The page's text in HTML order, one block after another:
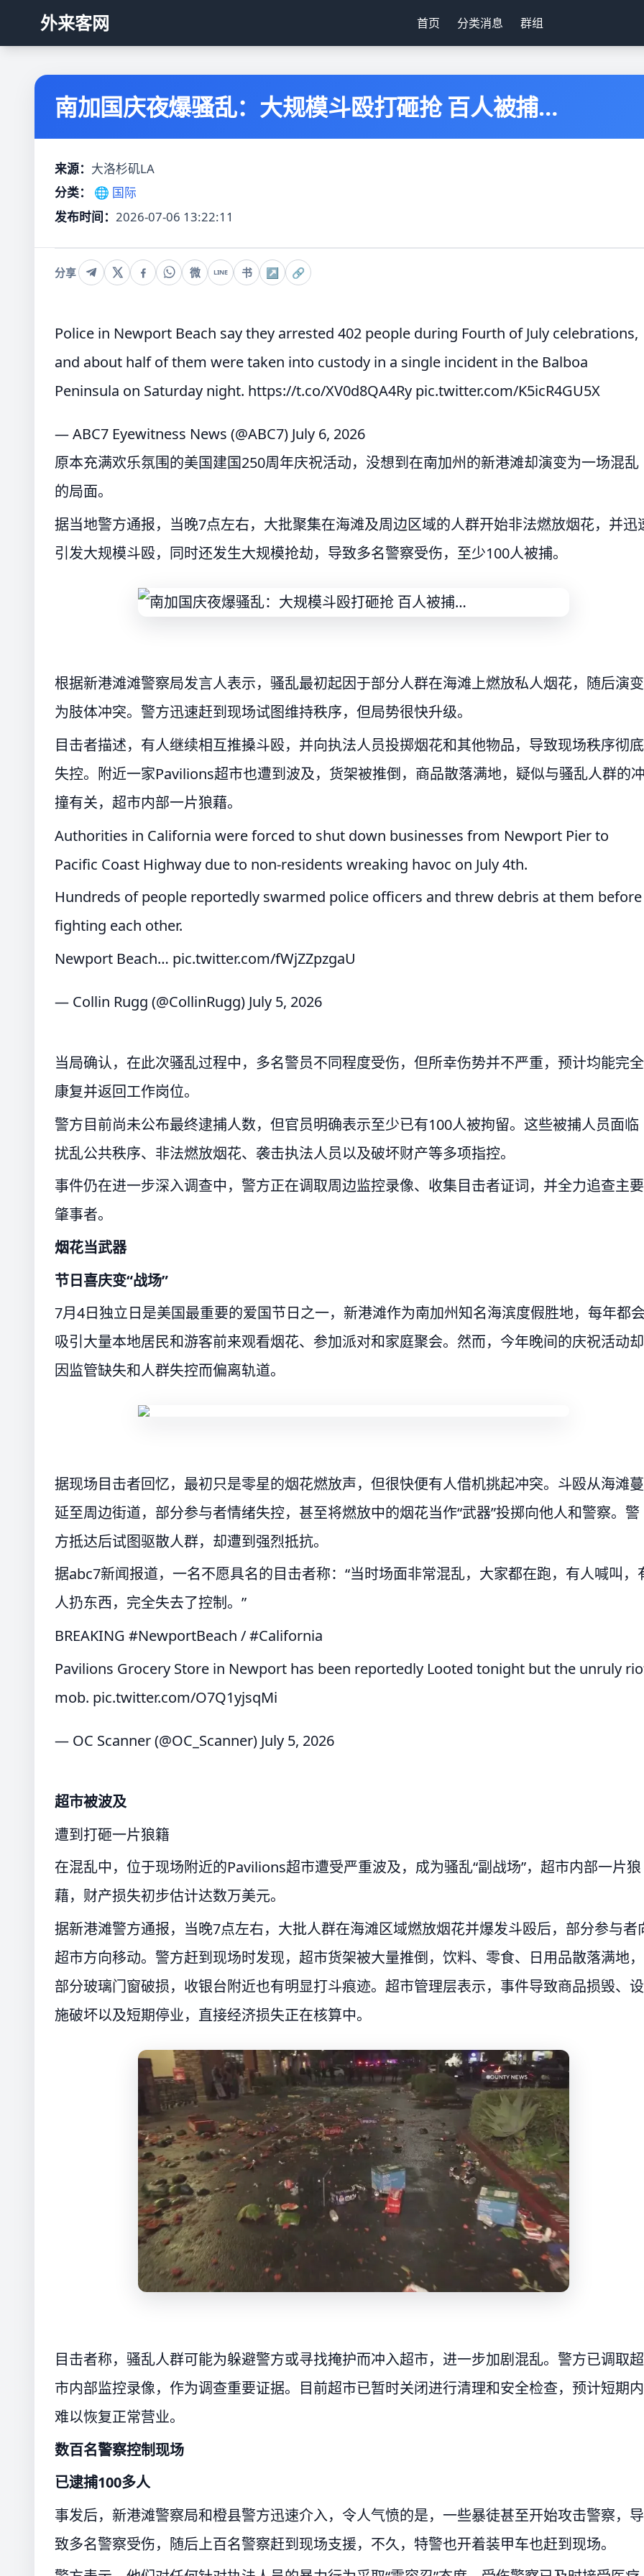
外来客网 首页 分类消息 群组
南加国庆夜爆骚乱：大规模斗殴打砸抢 百人被捕…
来源： 大洛杉矶LA
分类：
🌐 国际
发布时间： 2026-07-06 13:22:11
分享 微 LINE 书 ↗ 🔗
Police in Newport Beach say they arrested 402 people during Fourth of July celebrations,
and about half of them were taken into custody in a single incident in the Balboa
Peninsula on Saturday night. https://t.co/XV0d8QA4Ry pic.twitter.com/K5icR4GU5X
— ABC7 Eyewitness News (@ABC7) July 6, 2026
原本充满欢乐氛围的美国建国250周年庆祝活动，没想到在南加州的新港滩却演变为一场混乱
的局面。
据当地警方通报，当晚7点左右，大批聚集在海滩及周边区域的人群开始非法燃放烟花，并迅
引发大规模斗殴，同时还发生大规模抢劫，导致多名警察受伤，至少100人被捕。
根据新港滩滩警察局发言人表示，骚乱最初起因于部分人群在海滩上燃放私人烟花，随后演变
为肢体冲突。警方迅速赶到现场试图维持秩序，但局势很快升级。
目击者描述，有人继续相互推搡斗殴，并向执法人员投掷烟花和其他物品，导致现场秩序彻底
失控。附近一家Pavilions超市也遭到波及，货架被推倒，商品散落满地，疑似与骚乱人群的
撞有关，超市内部一片狼藉。
Authorities in California were forced to shut down businesses from Newport Pier to
Pacific Coast Highway due to non-residents wreaking havoc on July 4th.
Hundreds of people reportedly swarmed police officers and threw debris at them before
fighting each other.
Newport Beach… pic.twitter.com/fWjZZpzgaU
— Collin Rugg (@CollinRugg) July 5, 2026
当局确认，在此次骚乱过程中，多名警员不同程度受伤，但所幸伤势并不严重，预计均能完全
康复并返回工作岗位。
警方目前尚未公布最终逮捕人数，但官员明确表示至少已有100人被拘留。这些被捕人员面临
扰乱公共秩序、非法燃放烟花、袭击执法人员以及破坏财产等多项指控。
事件仍在进一步深入调查中，警方正在调取周边监控录像、收集目击者证词，并全力追查主要
肇事者。
烟花当武器
节日喜庆变“战场”
7月4日独立日是美国最重要的爱国节日之一，新港滩作为南加州知名海滨度假胜地，每年都
吸引大量本地居民和游客前来观看烟花、参加派对和家庭聚会。然而，今年晚间的庆祝活动却
因监管缺失和人群失控而偏离轨道。
据现场目击者回忆，最初只是零星的烟花燃放声，但很快便有人借机挑起冲突。斗殴从海滩蔓
延至周边街道，部分参与者情绪失控，甚至将燃放中的烟花当作“武器”投掷向他人和警察。警
方抵达后试图驱散人群，却遭到强烈抵抗。
据abc7新闻报道，一名不愿具名的目击者称：“当时场面非常混乱，大家都在跑，有人喊叫，
人扔东西，完全失去了控制。”
BREAKING #NewportBeach /#California
Pavilions Grocery Store in Newport has been reportedly Looted tonight but the unruly
mob. pic.twitter.com/O7Q1yjsqMi
— OC Scanner (@OC_Scanner) July 5, 2026
超市被波及
遭到打砸一片狼籍
在混乱中，位于现场附近的Pavilions超市遭受严重波及，成为骚乱“副战场”，超市内部一片狼
藉，财产损失初步估计达数万美元。
据新港滩警方通报，当晚7点左右，大批人群在海滩区域燃放烟花并爆发斗殴后，部分参与者
超市方向移动。警方赶到现场时发现，超市货架被大量推倒，饮料、零食、日用品散落满地，
部分玻璃门窗破损，收银台附近也有明显打斗痕迹。超市管理层表示，事件导致商品损毁、设
施破坏以及短期停业，直接经济损失正在核算中。
目击者称，骚乱人群可能为躲避警方或寻找掩护而冲入超市，进一步加剧混乱。警方已调取超
市内部监控录像，作为调查重要证据。目前超市已暂时关闭进行清理和安全检查，预计短期内
难以恢复正常营业。
数百名警察控制现场
已逮捕100多人
事发后，新港滩警察局和橙县警方迅速介入，令人气愤的是，一些暴徒甚至开始攻击警察，导
致多名警察受伤，随后上百名警察赶到现场支援，不久，特警也开着装甲车也赶到现场。